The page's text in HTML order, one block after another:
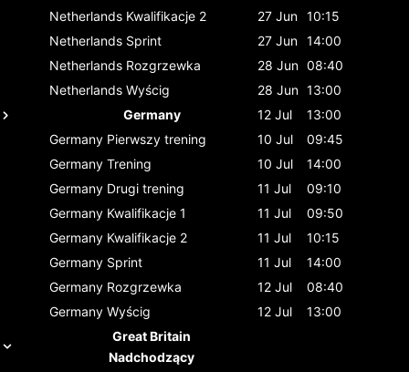
Netherlands Kwalifikacje 2 27 Jun 10:15
Netherlands Sprint 27 Jun 14:00
Netherlands Rozgrzewka 28 Jun 08:40
Netherlands Wyścig 28 Jun 13:00
Germany
12 Jul
13:00
Germany Pierwszy trening 10 Jul
09:45
Germany Trening 10 Jul
14:00
Germany Drugi trening 11 Jul
09:10
Germany Kwalifikacje 1 11 Jul
09:50
Germany Kwalifikacje 2 11 Jul
10:15
Germany Sprint 11 Jul
14:00
Germany Rozgrzewka 12 Jul
08:40
Germany Wyścig 12 Jul
13:00
Great Britain
Nadchodzący